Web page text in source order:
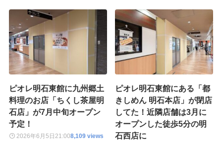
ピオレ明石東館に九州郷土
料理のお店「ちくし茶屋明
石店」が7月中旬オープン
予定！
2026年6月5日 21:008,109 views
ピオレ明石東館にある「都
きしめん 明石本店」が閉店
してた！近隣店舗は3月に
オープンした徒歩5分の明
石西店に